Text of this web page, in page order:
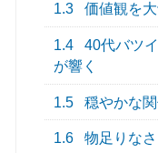
1.3 価値観を
1.4
40代バツ
が響く
1.5 穏やかな
1.6 物足りな